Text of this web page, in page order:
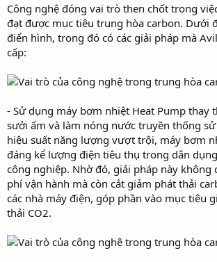
Công nghệ đóng vai trò then chốt trong
đạt được mục tiêu trung hòa carbon. Dưới
điển hình, trong đó có các giải pháp mà
cấp:
- Sử dụng máy bơm nhiệt Heat Pump thay
sưởi ấm và làm nóng nước truyền thống
hiệu suất năng lượng vượt trội, máy bơm
đáng kể lượng điện tiêu thụ trong dân
công nghiệp. Nhờ đó, giải pháp này không
phí vận hành mà còn cắt giảm phát thải
các nhà máy điện, góp phần vào mục tiêu
thải CO2.